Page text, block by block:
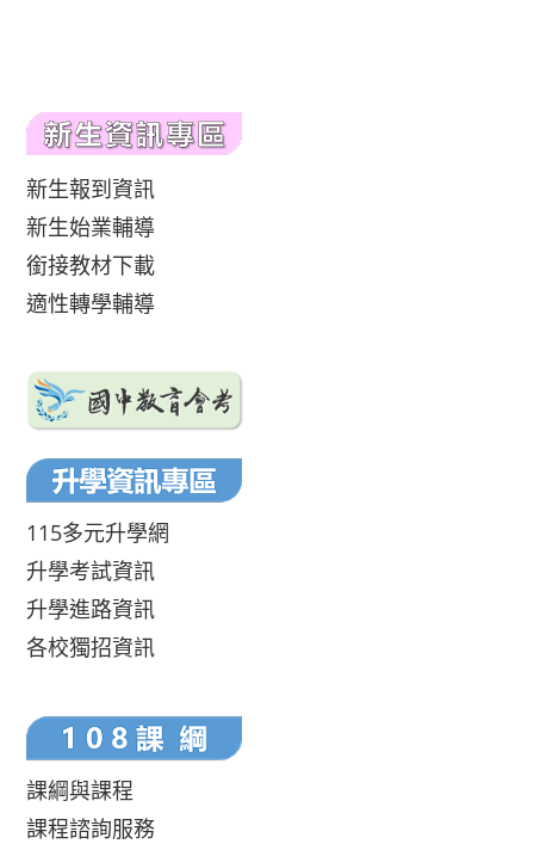
新生報到資訊
新生始業輔導
銜接教材下載
適性轉學輔導
115多元升學網
升學考試資訊
升學進路資訊
各校獨招資訊
課綱與課程
課程諮詢服務